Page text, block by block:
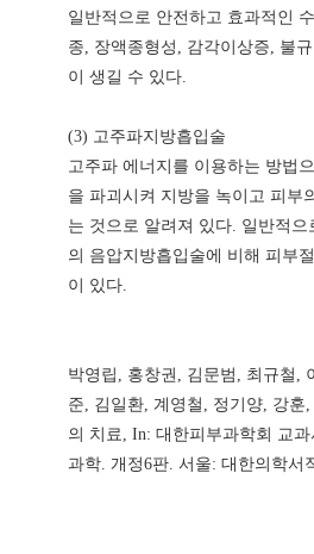
일반적으로 안전하고 효과적인
종, 장액종형성, 감각이상증, 불
이 생길 수 있다.
(3) 고주파지방흡입술
고주파 에너지를 이용하는 방법
을 파괴시켜 지방을 녹이고 피부
는 것으로 알려져 있다. 일반적으
의 음압지방흡입술에 비해 피부
이 있다.
박영립, 홍창권, 김문범, 최규철,
준, 김일환, 계영철, 정기양, 강훈
의 치료, In: 대한피부과학회 교
과학. 개정6판. 서울: 대한의학서